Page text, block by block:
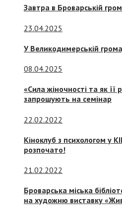
Завтра в Броварській
23.04.2025
У Великодимерській
08.04.2025
«Сила жіночності та як
запрошують на семінар
22.02.2022
Кіноклуб з психологом у
розпочато!
21.02.2022
Броварська міська
на художню виставку